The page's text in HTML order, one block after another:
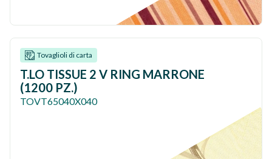
Tovaglioli di carta
T.LO TISSUE 2 V RING MARRONE
(1200 PZ.)
TOVT65040X040